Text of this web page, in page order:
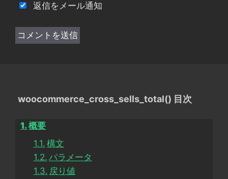
返信をメール通知
woocommerce_cross_sells_total() 目次
概要
構文
パラメータ
戻り値